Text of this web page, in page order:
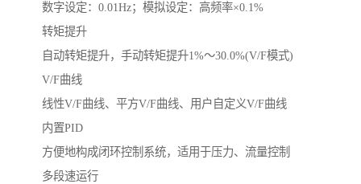
数字设定：0.01Hz；模拟设定：高频率×0.1%
转矩提升
自动转矩提升，手动转矩提升1%～30.0%(V/F模式)
V/F曲线
线性V/F曲线、平方V/F曲线、用户自定义V/F曲线
内置PID
方便地构成闭环控制系统，适用于压力、流量控制
多段速运行